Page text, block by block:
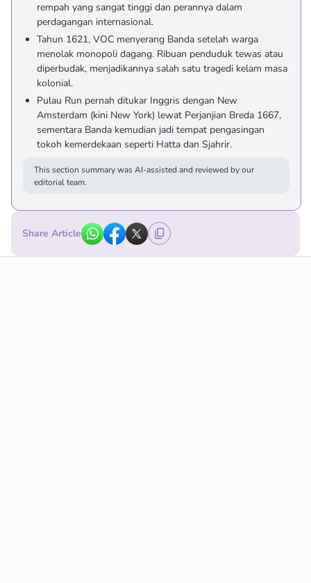
rempah yang sangat tinggi dan perannya dalam
perdagangan internasional.
Tahun 1621, VOC menyerang Banda setelah warga
menolak monopoli dagang. Ribuan penduduk tewas atau
diperbudak, menjadikannya salah satu tragedi kelam masa
kolonial.
Pulau Run pernah ditukar Inggris dengan New
Amsterdam (kini New York) lewat Perjanjian Breda 1667,
sementara Banda kemudian jadi tempat pengasingan
tokoh kemerdekaan seperti Hatta dan Sjahrir.
This section summary was AI-assisted and reviewed by our
editorial team.
Share Article